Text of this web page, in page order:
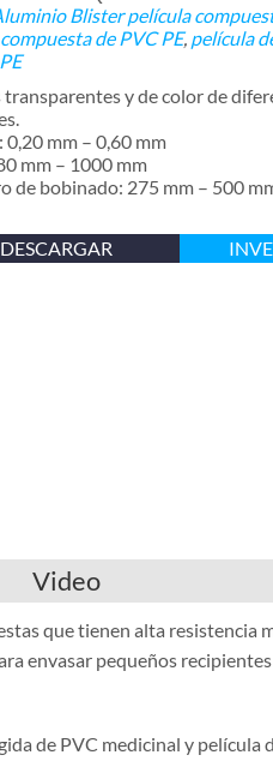
Blister película
de PVC PE, película
transparentes y de color de
0,20 mm – 0,60 mm
mm – 1000 mm
de bobinado: 275 mm – 500
DESCARGAR
Video
que tienen alta resistencia
envasar pequeños
de PVC medicinal y película